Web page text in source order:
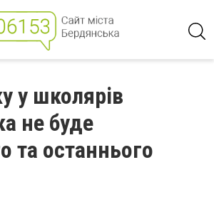
у школярів
не буде
та останнього